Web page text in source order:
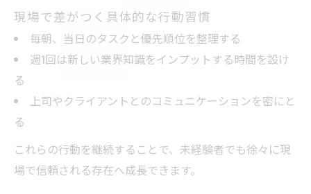
現場で差がつく具体的な行動習慣
毎朝、当日のタスクと優先順位を整理する
週1回は新しい業界知識をインプットする時間を設け
る
上司やクライアントとのコミュニケーションを密にと
る
これらの行動を継続することで、未経験者でも徐々に現
場で信頼される存在へ成長できます。